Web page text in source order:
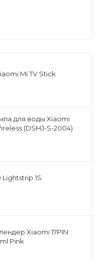
Mi TV Stick
для воды Xiaomi
(DSHJ-S-2004)
1S
Xiaomi 17PIN
Pink